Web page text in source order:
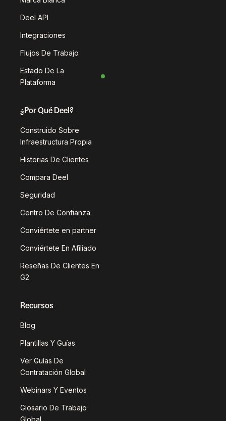
Deel API
Integraciones
Flujos De Trabajo
Estado De La
Plataforma
¿Por Qué Deel?
Construido Sobre
Infraestructura Propia
Historias De Clientes
Compara Deel
Seguridad
Centro De Confianza
Conviértete en partner
Conviértete En Afiliado
Reseñas De Clientes En
G2
Recursos
Blog
Plantillas Y Guías
Ver Guías De
Contratación Global
Webinars Y Eventos
Glosario De Trabajo
Global